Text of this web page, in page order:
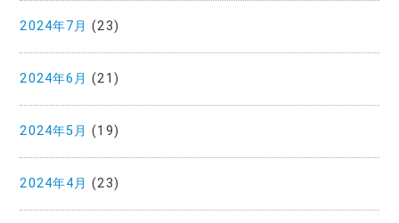
2024年7月 (23)
2024年6月 (21)
2024年5月 (19)
2024年4月 (23)